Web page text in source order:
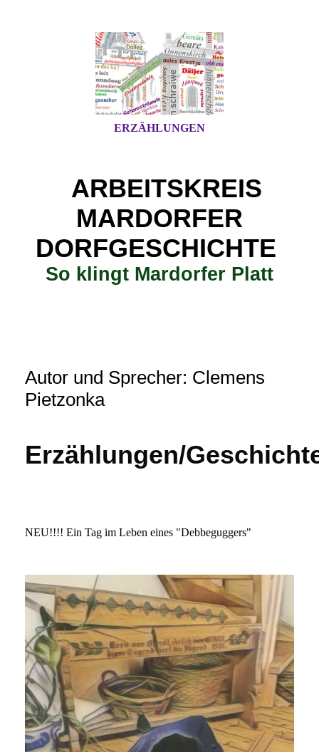
ERZÄHLUNGEN
ARBEITSKREIS
MARDORFER
DORFGESCHICHTE
So klingt Mardorfer Platt
Autor und Sprecher: Clemens
Pietzonka
Erzählungen/
NEU!!!! Ein Tag im Leben eines "Debbeguggers"